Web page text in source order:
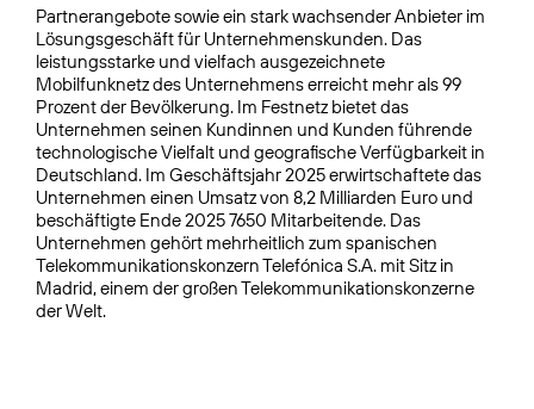
Partnerangebote sowie ein stark wachsender Anbieter im
Lösungsgeschäft für Unternehmenskunden. Das
leistungsstarke und vielfach ausgezeichnete
Mobilfunknetz des Unternehmens erreicht mehr als 99
Prozent der Bevölkerung. Im Festnetz bietet das
Unternehmen seinen Kundinnen und Kunden führende
technologische Vielfalt und geografische Verfügbarkeit in
Deutschland. Im Geschäftsjahr 2025 erwirtschaftete das
Unternehmen einen Umsatz von 8,2 Milliarden Euro und
beschäftigte Ende 2025 7650 Mitarbeitende. Das
Unternehmen gehört mehrheitlich zum spanischen
Telekommunikationskonzern Telefónica S.A. mit Sitz in
Madrid, einem der großen Telekommunikationskonzerne
der Welt.